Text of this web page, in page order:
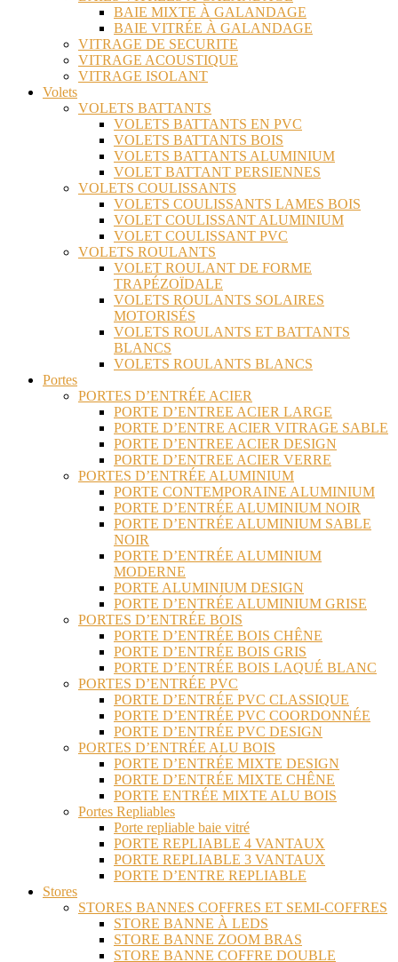
BAIE MIXTE À GALANDAGE
BAIE VITRÉE À GALANDAGE
VITRAGE DE SECURITE
VITRAGE ACOUSTIQUE
VITRAGE ISOLANT
Volets
VOLETS BATTANTS
VOLETS BATTANTS EN PVC
VOLETS BATTANTS BOIS
VOLETS BATTANTS ALUMINIUM
VOLET BATTANT PERSIENNES
VOLETS COULISSANTS
VOLETS COULISSANTS LAMES BOIS
VOLET COULISSANT ALUMINIUM
VOLET COULISSANT PVC
VOLETS ROULANTS
VOLET ROULANT DE FORME
TRAPÉZOÏDALE
VOLETS ROULANTS SOLAIRES
MOTORISÉS
VOLETS ROULANTS ET BATTANTS
BLANCS
VOLETS ROULANTS BLANCS
Portes
PORTES D’ENTRÉE ACIER
PORTE D’ENTREE ACIER LARGE
PORTE D’ENTRE ACIER VITRAGE SABLE
PORTE D’ENTREE ACIER DESIGN
PORTE D’ENTREE ACIER VERRE
PORTES D’ENTRÉE ALUMINIUM
PORTE CONTEMPORAINE ALUMINIUM
PORTE D’ENTRÉE ALUMINIUM NOIR
PORTE D’ENTRÉE ALUMINIUM SABLE
NOIR
PORTE D’ENTRÉE ALUMINIUM
MODERNE
PORTE ALUMINIUM DESIGN
PORTE D’ENTRÉE ALUMINIUM GRISE
PORTES D’ENTRÉE BOIS
PORTE D’ENTRÉE BOIS CHÊNE
PORTE D’ENTRÉE BOIS GRIS
PORTE D’ENTRÉE BOIS LAQUÉ BLANC
PORTES D’ENTRÉE PVC
PORTE D’ENTRÉE PVC CLASSIQUE
PORTE D’ENTRÉE PVC COORDONNÉE
PORTE D’ENTRÉE PVC DESIGN
PORTES D’ENTRÉE ALU BOIS
PORTE D’ENTRÉE MIXTE DESIGN
PORTE D’ENTRÉE MIXTE CHÊNE
PORTE ENTRÉE MIXTE ALU BOIS
Portes Repliables
Porte repliable baie vitré
PORTE REPLIABLE 4 VANTAUX
PORTE REPLIABLE 3 VANTAUX
PORTE D’ENTRE REPLIABLE
Stores
STORES BANNES COFFRES ET SEMI-COFFRES
STORE BANNE À LEDS
STORE BANNE ZOOM BRAS
STORE BANNE COFFRE DOUBLE